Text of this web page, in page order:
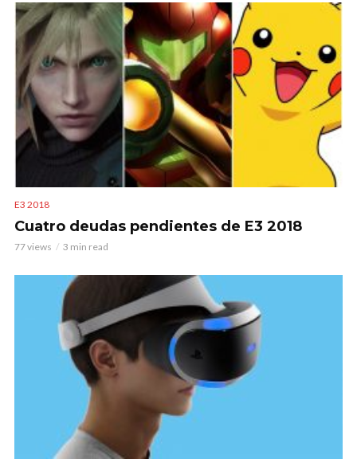
E3 2018
Cuatro deudas pendientes de E3 2018
77 views 3 min read